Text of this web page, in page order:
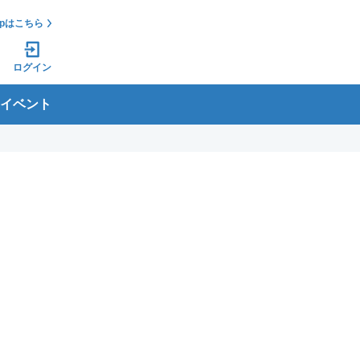
はこちら
ログイン
イベント